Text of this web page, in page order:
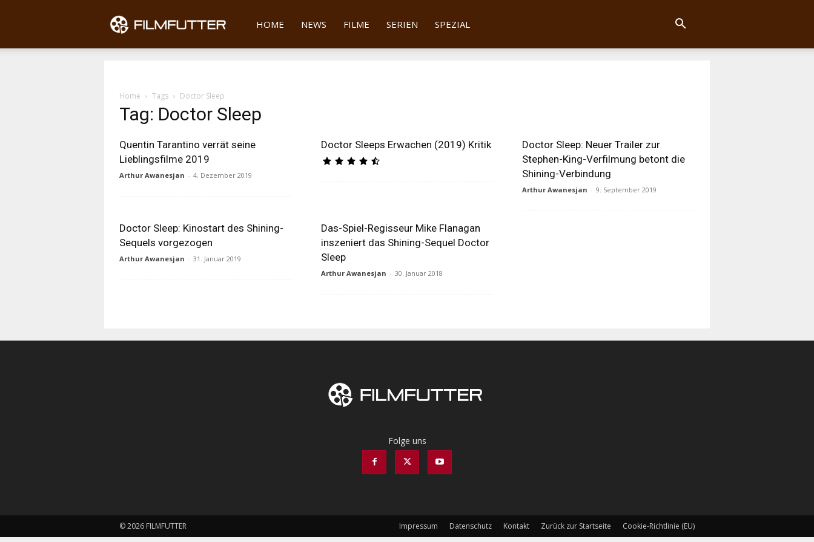
Filmfutter
HOME NEWS FILME SERIEN SPEZIAL
Home Tags Doctor Sleep
Tag: Doctor Sleep
Quentin Tarantino verrät seine
Lieblingsfilme 2019
Arthur Awanesjan - 4. Dezember 2019
Doctor Sleeps Erwachen (2019) Kritik
Doctor Sleep: Neuer Trailer zur
Stephen-King-Verfilmung betont die
Shining-Verbindung
Arthur Awanesjan - 9. September 2019
Doctor Sleep: Kinostart des Shining-
Sequels vorgezogen
Arthur Awanesjan - 31. Januar 2019
Das-Spiel-Regisseur Mike Flanagan
inszeniert das Shining-Sequel Doctor
Sleep
Arthur Awanesjan - 30. Januar 2018
Folge uns
Impressum Datenschutz Kontakt Zurück zur Startseite Cookie-Richtlinie (EU)
© 2026 FILMFUTTER